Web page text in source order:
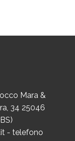
Mara &
34 25046
- telefono